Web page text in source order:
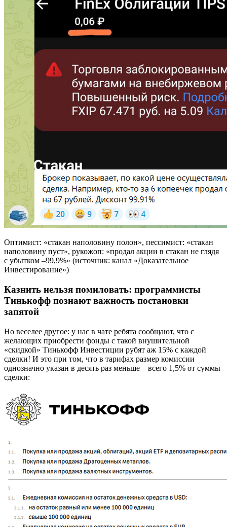
Оптимист: «стакан наполовину полон», пессимист: «стакан
наполовину пуст», рукожоп: «продал акции в стакан не глядя
с убытком –99,9%» (источник: канал «Доказательное
Инвестирование»)
Казнить нельзя помиловать: программисты
Тинькофф познают важность постановки
запятой
Но веселее другое: у нас в чате ребята сообщают, что с
желающих приобрести фонды с такой внушительной
«скидкой» Тинькофф Инвестиции рубят аж 15% с каждой
сделки! И это при том, что в тарифах размер комиссии
однозначно указан в десять раз меньше – всего 1,5% от суммы
сделки: